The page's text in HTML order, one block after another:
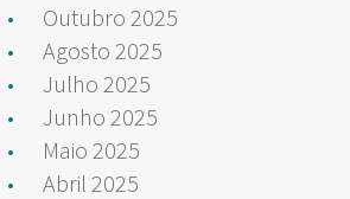
Outubro 2025
Agosto 2025
Julho 2025
Junho 2025
Maio 2025
Abril 2025